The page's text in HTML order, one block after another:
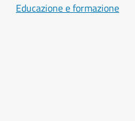
Educazione e formazione